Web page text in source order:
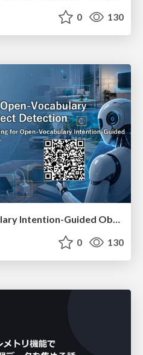
0 130
[MIRU26] Open-Vocabulary Intention-Guided Object Detection in Diverse Scenes
0 130